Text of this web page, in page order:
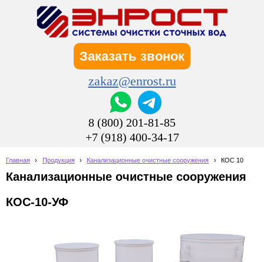
Заказать звонок
zakaz@enrost.ru
8 (800) 201-81-85
+7 (918) 400-34-17
Главная › Продукция › Канализационные очистные сооружения › КОС 10
Канализационные очистные сооружения
КОС-10-УФ